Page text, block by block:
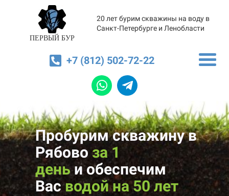
ПЕРВЫЙ БУР
20 лет бурим скважины на воду в
Санкт-Петербурге и Ленобласти
+7 (812) 502-72-22
Пробурим скважину в
Рябовоза 1
деньиобеспечим
Васводой на 50 лет